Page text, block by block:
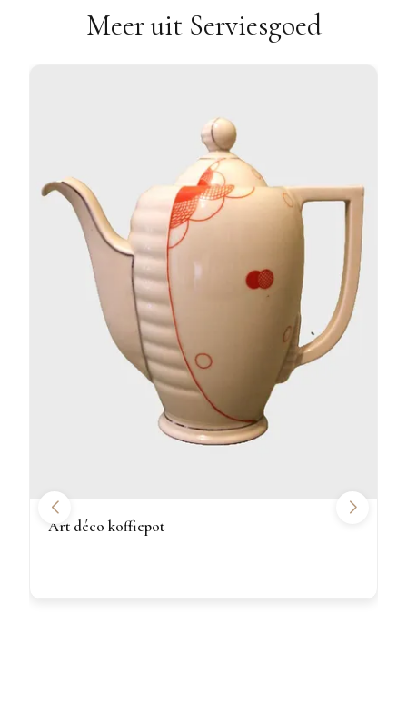
Meer uit Serviesgoed
Art déco koffiepot